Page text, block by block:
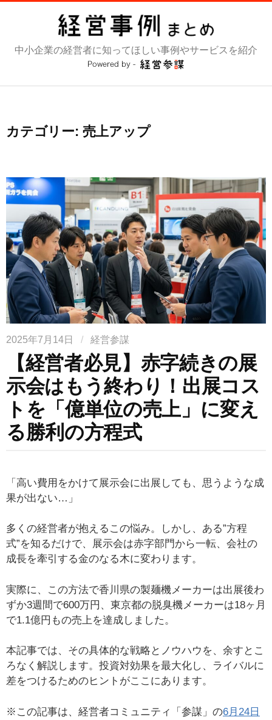
へ
ッ
中小企業の経営者に知ってほしい事例やサービスを紹介
カテゴリー: 売上アップ
2025年7月14日 / 経営参謀
【経営者必見】赤字続きの展
示会はもう終わり！出展コス
トを「億単位の売上」に変え
る勝利の方程式
「高い費用をかけて展示会に出展しても、思うような成
果が出ない…」
多くの経営者が抱えるこの悩み。しかし、ある”方程
式”を知るだけで、展示会は赤字部門から一転、会社の
成長を牽引する金のなる木に変わります。
実際に、この方法で香川県の製麺機メーカーは出展後わ
ずか3週間で600万円、東京都の脱臭機メーカーは18ヶ月
で1.1億円もの売上を達成しました。
本記事では、その具体的な戦略とノウハウを、余すとこ
ろなく解説します。投資対効果を最大化し、ライバルに
差をつけるためのヒントがここにあります。
※この記事は、経営者コミュニティ「参謀」の6月24日